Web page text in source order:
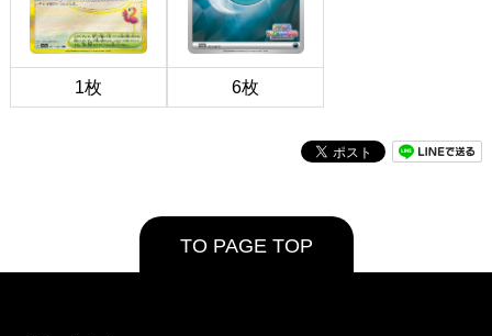
1枚 6枚
TO PAGE TOP